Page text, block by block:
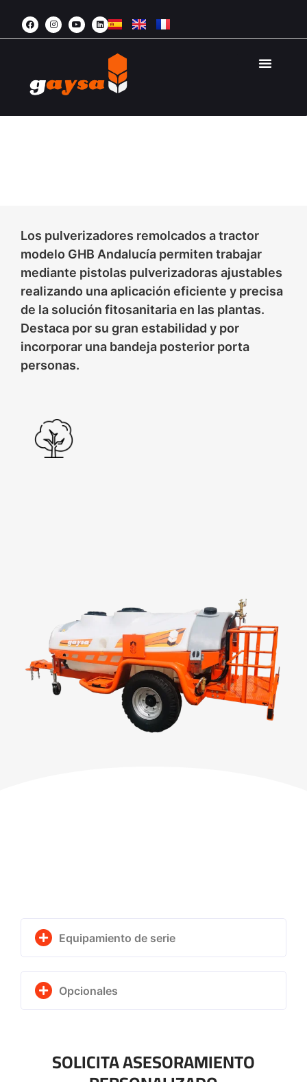
Los pulverizadores remolcados a tractor
modelo GHB Andalucía permiten trabajar
mediante pistolas pulverizadoras ajustables
realizando una aplicación eficiente y precisa
de la solución fitosanitaria en las plantas.
Destaca por su gran estabilidad y por
incorporar una bandeja posterior porta
personas.
Equipamiento de serie
Opcionales
SOLICITA ASESORAMIENTO